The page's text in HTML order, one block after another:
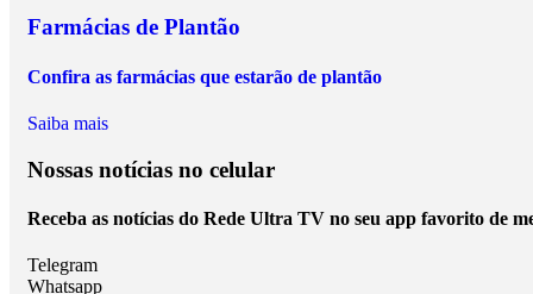
Farmácias de Plantão
Confira as farmácias que estarão de plantão
Saiba mais
Nossas notícias no celular
Receba as notícias do Rede Ultra TV no seu app favorito de
Telegram
Whatsapp